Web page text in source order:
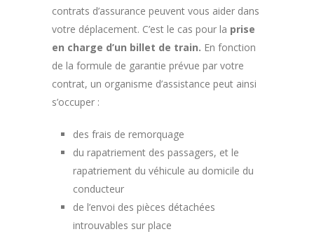
contrats d’assurance peuvent vous aider dans
votre déplacement. C’est le cas pour la prise
en charge d’un billet de train. En fonction
de la formule de garantie prévue par votre
contrat, un organisme d’assistance peut ainsi
s’occuper :
des frais de remorquage
du rapatriement des passagers, et le
rapatriement du véhicule au domicile du
conducteur
de l’envoi des pièces détachées
introuvables sur place